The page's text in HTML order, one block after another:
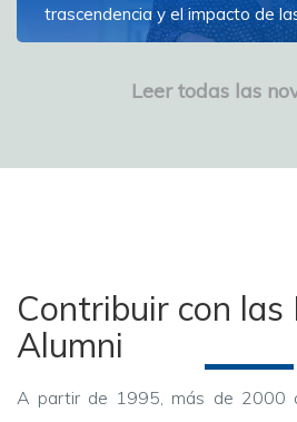
trascendencia y el impacto de
conferencia sobre el poder de la
Leer todas las
Contribuir con las
Alumni
A partir de 1995, más de 2000